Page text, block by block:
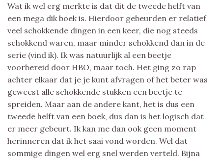
Wat ik wel erg merkte is dat dit de tweede helft van
een mega dik boek is. Hierdoor gebeurden er relatief
veel schokkende dingen in een keer, die nog steeds
schokkend waren, maar minder schokkend dan in de
serie (vind ik). Ik was natuurlijk al een beetje
voorbereid door HBO, maar toch. Het ging zo rap
achter elkaar dat je je kunt afvragen of het beter was
geweest alle schokkende stukken een beetje te
spreiden. Maar aan de andere kant, het is dus een
tweede helft van een boek, dus dan is het logisch dat
er meer gebeurt. Ik kan me dan ook geen moment
herinneren dat ik het saai vond worden. Wel dat
sommige dingen wel erg snel werden verteld. Bijna